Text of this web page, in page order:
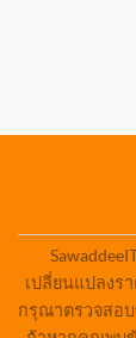
เปลี่ยนแปลงร
กรุณาตรวจสอ